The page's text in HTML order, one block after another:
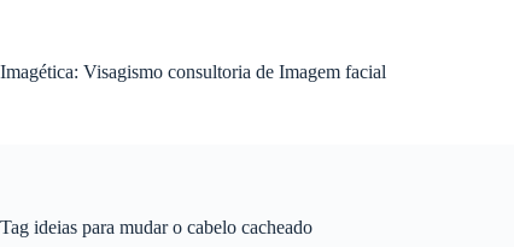
conteúdo
Imagética: Visagismo consultoria de Imagem facial
Tag ideias para mudar o cabelo cacheado